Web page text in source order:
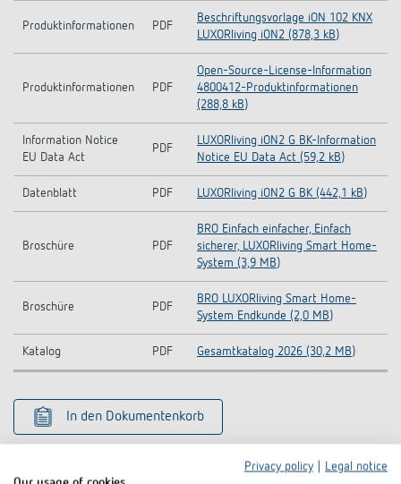
Produktinformationen PDF
Beschriftungsvorlage iON 102 KNX
LUXORliving iON2 (878,3 kB)
Produktinformationen PDF
Open-Source-License-Information
4800412-Produktinformationen
(288,8 kB)
Information Notice
EU Data Act
PDF
LUXORliving iON2 G BK-Information
Notice EU Data Act (59,2 kB)
Datenblatt PDF LUXORliving iON2 G BK (442,1 kB)
Broschüre PDF
BRO Einfach einfacher, Einfach
sicherer, LUXORliving Smart Home-
System (3,9 MB)
Broschüre PDF
BRO LUXORliving Smart Home-
System Endkunde (2,0 MB)
Katalog PDF Gesamtkatalog 2026 (30,2 MB)
In den Dokumentenkorb
Privacy policy
Legal notice